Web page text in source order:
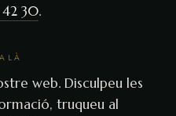
42 30.
web. Disculpeu les
truqueu al